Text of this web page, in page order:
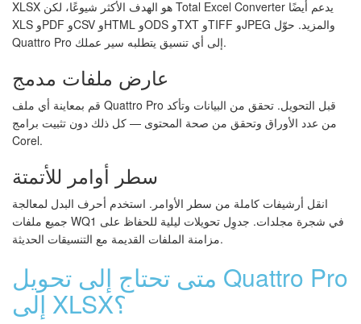
XLSX هو الهدف الأكثر شيوعًا، لكن Total Excel Converter يدعم أيضًا
XLS وPDF وCSV وHTML وODS وTXT وTIFF وJPEG والمزيد. حوّل
Quattro Pro إلى أي تنسيق يتطلبه سير عملك.
عارض ملفات مدمج
قم بمعاينة أي ملف Quattro Pro قبل التحويل. تحقق من البيانات وتأكد
من عدد الأوراق وتحقق من صحة المحتوى — كل ذلك دون تثبيت برامج
Corel.
سطر أوامر للأتمتة
انقل أرشيفات كاملة من سطر الأوامر. استخدم أحرف البدل لمعالجة
جميع ملفات WQ1 في شجرة مجلدات. جدوِل تحويلات ليلية للحفاظ على
مزامنة الملفات القديمة مع التنسيقات الحديثة.
متى تحتاج إلى تحويل Quattro Pro
إلى XLSX؟